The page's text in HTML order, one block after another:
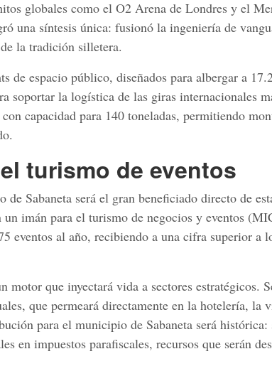
globales como el O2 Arena de Londres y el
una síntesis única: fusionó la ingeniería de
la tradición silletera.
de espacio público, diseñados para albergar a
soportar la logística de las giras internacionales
capacidad para 140 toneladas, permitiendo
turismo de eventos
Sabaneta será el gran beneficiado directo de
imán para el turismo de negocios y eventos
eventos al año, recibiendo a una cifra superior a
que inyectará vida a sectores estratégicos.
que permeará directamente en la hotelería, la
para el municipio de Sabaneta será histórica:
en impuestos parafiscales, recursos que serán